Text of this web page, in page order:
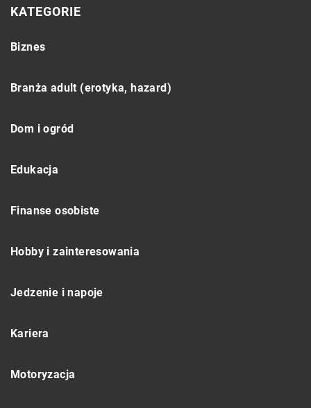
KATEGORIE
Biznes
Branża adult (erotyka, hazard)
Dom i ogród
Edukacja
Finanse osobiste
Hobby i zainteresowania
Jedzenie i napoje
Kariera
Motoryzacja